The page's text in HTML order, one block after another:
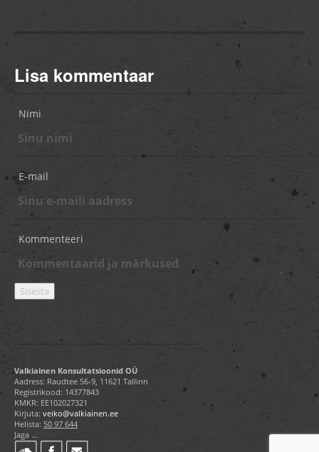
Lisa kommentaar
Nimi
E-mail
Kommenteeri
Valkiainen Konsultatsioonid OÜ
Aadress: Raudtee 56-9, 11621 Tallinn
Registrikood: 14377843
KMKR: EE102027321
Kirjuta: veiko@valkiainen.ee
Helista: 50 97 644
Jaga ...